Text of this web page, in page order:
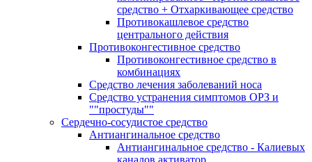
средство + Отхаркивающее средство
Противокашлевое средство
центрального действия
Противоконгестивное средство
Противоконгестивное средство в
комбинациях
Средство лечения заболеваний носа
Средство устранения симптомов ОРЗ и
""простуды""
Сердечно-сосудистое средство
Антиангинальное средство
Антиангинальное средство - Калиевых
каналов активатор